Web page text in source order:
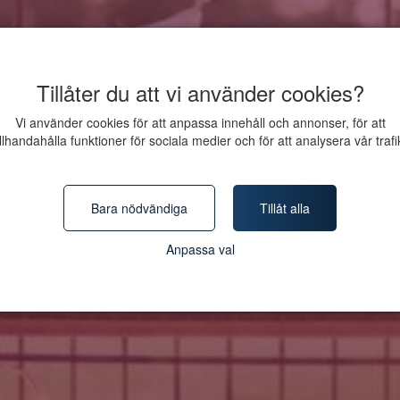
Tillåter du att vi använder cookies?
Vi använder cookies för att anpassa innehåll och annonser, för att
funktioner för sociala medier och för att analysera vår
Bara nödvändiga Tillåt alla
Anpassa val